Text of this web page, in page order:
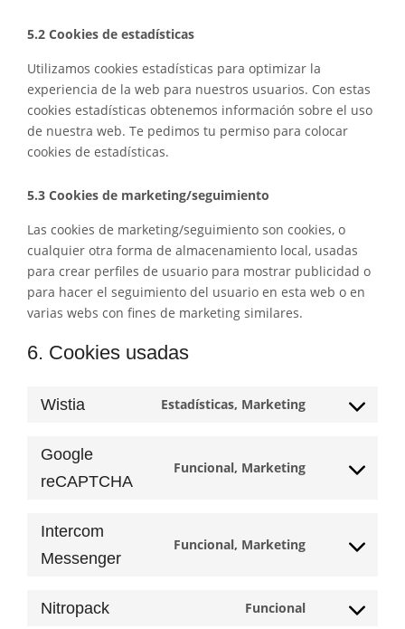
5.2 Cookies de estadísticas
Utilizamos cookies estadísticas para optimizar la
experiencia de la web para nuestros usuarios. Con estas
cookies estadísticas obtenemos información sobre el uso
de nuestra web. Te pedimos tu permiso para colocar
cookies de estadísticas.
5.3 Cookies de marketing/seguimiento
Las cookies de marketing/seguimiento son cookies, o
cualquier otra forma de almacenamiento local, usadas
para crear perfiles de usuario para mostrar publicidad o
para hacer el seguimiento del usuario en esta web o en
varias webs con fines de marketing similares.
6. Cookies usadas
Wistia Estadísticas, Marketing
Consent
wistia
Google
reCAPTCHA
Funcional, Marketing
Consent
google-
Intercom
Messenger
Funcional, Marketing
Consent
intercom-
Nitropack Funcional
Consent